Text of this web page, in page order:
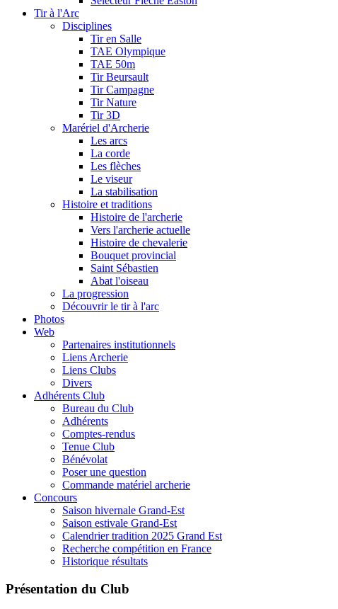
Tir à l'Arc
Disciplines
Tir en Salle
TAE Olympique
TAE 50m
Tir Beursault
Tir Campagne
Tir Nature
Tir 3D
Marériel d'Archerie
Les arcs
La corde
Les flèches
Le viseur
La stabilisation
Histoire et traditions
Histoire de l'archerie
Vers l'archerie actuelle
Histoire de chevalerie
Bouquet provincial
Saint Sébastien
Abat l'oiseau
La progression
Découvrir le tir à l'arc
Photos
Web
Partenaires institutionnels
Liens Archerie
Liens Clubs
Divers
Adhérents Club
Bureau du Club
Adhérents
Comptes-rendus
Tenue Club
Bénévolat
Poser une question
Commande matériel archerie
Concours
Saison hivernale Grand-Est
Saison estivale Grand-Est
Calendrier tradition 2025 Grand Est
Recherche compétition en France
Historique résultats
Présentation du Club